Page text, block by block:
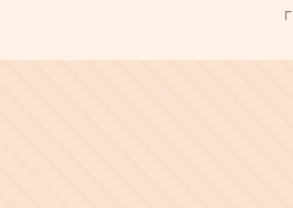
「